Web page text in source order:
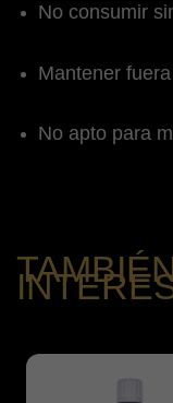
No consumir
Mantener
No apto para